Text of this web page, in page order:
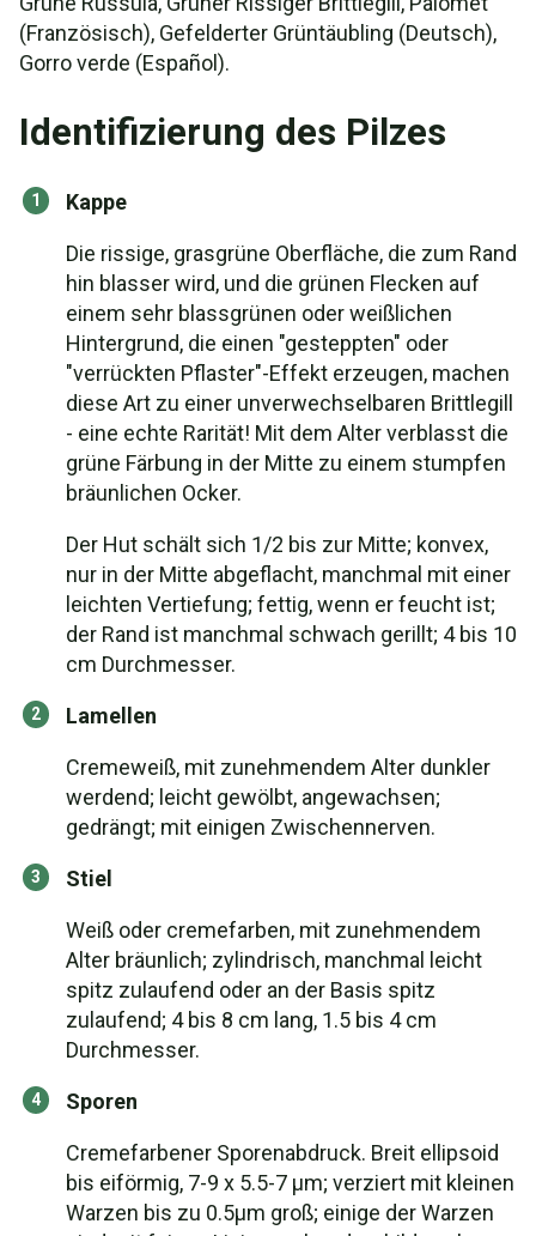
(Französisch), Gefelderter Grüntäubling (Deutsch),
Gorro verde (Español).
Identifizierung des Pilzes
Kappe
Die rissige, grasgrüne Oberfläche, die zum Rand
hin blasser wird, und die grünen Flecken auf
einem sehr blassgrünen oder weißlichen
Hintergrund, die einen "gesteppten" oder
"verrückten Pflaster"-Effekt erzeugen, machen
diese Art zu einer unverwechselbaren Brittlegill
- eine echte Rarität! Mit dem Alter verblasst die
grüne Färbung in der Mitte zu einem stumpfen
bräunlichen Ocker.
Der Hut schält sich 1/2 bis zur Mitte; konvex,
nur in der Mitte abgeflacht, manchmal mit einer
leichten Vertiefung; fettig, wenn er feucht ist;
der Rand ist manchmal schwach gerillt; 4 bis 10
cm Durchmesser.
Lamellen
Cremeweiß, mit zunehmendem Alter dunkler
werdend; leicht gewölbt, angewachsen;
gedrängt; mit einigen Zwischennerven.
Stiel
Weiß oder cremefarben, mit zunehmendem
Alter bräunlich; zylindrisch, manchmal leicht
spitz zulaufend oder an der Basis spitz
zulaufend; 4 bis 8 cm lang, 1.5 bis 4 cm
Durchmesser.
Sporen
Cremefarbener Sporenabdruck. Breit ellipsoid
bis eiförmig, 7-9 x 5.5-7 µm; verziert mit kleinen
Warzen bis zu 0.5µm groß; einige der Warzen